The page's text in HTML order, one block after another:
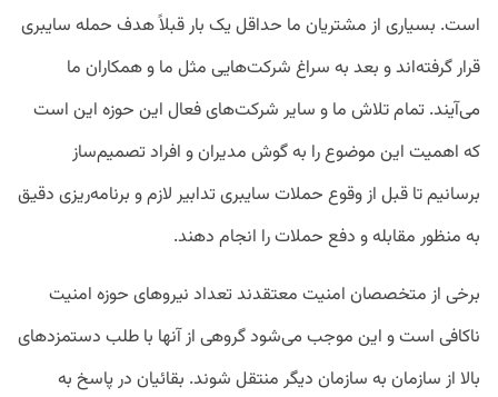
است. بسیاری از مشتریان ما حداقل یک بار قبلاً هدف حمله سایبری
قرار گرفته‌اند و بعد به سراغ شرکت‌هایی مثل ما و همکاران ما
می‌آیند. تمام تلاش ما و سایر شرکت‌های فعال این حوزه این است
که اهمیت این موضوع را به گوش مدیران و افراد تصمیم‌ساز
برسانیم تا قبل از وقوع حملات سایبری تدابیر لازم و برنامه‌ریزی دقیق
به منظور مقابله و دفع حملات را انجام دهند.
برخی از متخصصان امنیت معتقدند تعداد نیروهای حوزه امنیت
ناکافی است و این موجب می‌شود گروهی از آنها با طلب دستمزدهای
بالا از سازمان به سازمان دیگر منتقل شوند. بقائیان در پاسخ به